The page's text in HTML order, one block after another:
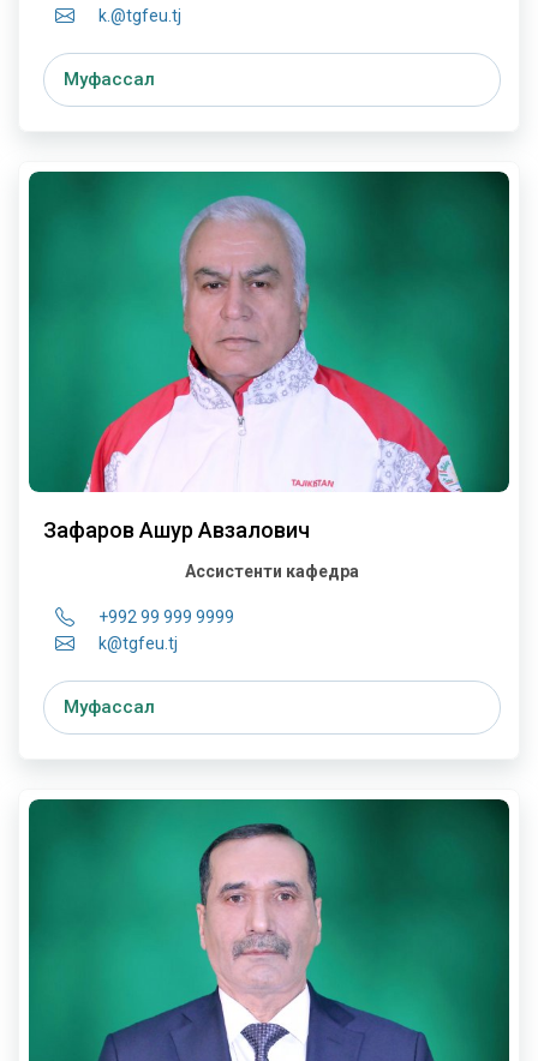
k.@tgfeu.tj
Муфассал
Зафаров Ашур Авзалович
Ассистенти кафедра
+992 99 999 9999
k@tgfeu.tj
Муфассал